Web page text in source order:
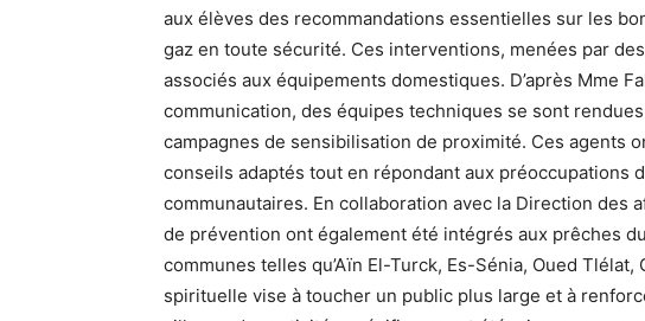
aux élèves des recommandations essentielles sur les
gaz en toute sécurité. Ces interventions, menées par
associés aux équipements domestiques. D’après Mme
communication, des équipes techniques se sont
campagnes de sensibilisation de proximité. Ces agents
conseils adaptés tout en répondant aux préoccupations
communautaires. En collaboration avec la Direction des
de prévention ont également été intégrés aux prêches
communes telles qu’Aïn El-Turck, Es-Sénia, Oued
spirituelle vise à toucher un public plus large et à